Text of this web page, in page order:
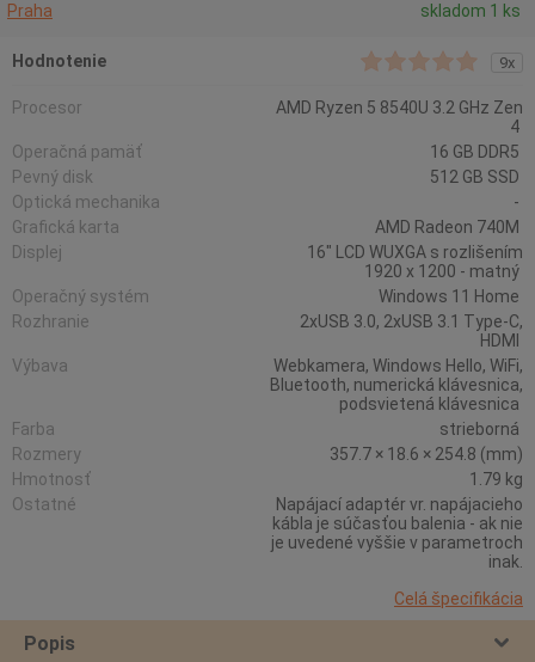
Praha
skladom 1 ks
Hodnotenie 9x
Procesor
AMD Ryzen 5 8540U 3.2 GHz Zen
4
Operačná pamäť
16 GB DDR5
Pevný disk
512 GB SSD
Optická mechanika
-
Grafická karta
AMD Radeon 740M
Displej
16" LCD WUXGA s rozlišením
1920 x 1200 - matný
Operačný systém
Windows 11 Home
Rozhranie
2xUSB 3.0, 2xUSB 3.1 Type-C,
HDMI
Výbava
Webkamera, Windows Hello, WiFi,
Bluetooth, numerická klávesnica,
podsvietená klávesnica
Farba
strieborná
Rozmery
357.7 × 18.6 × 254.8 (mm)
Hmotnosť
1.79 kg
Ostatné
Napájací adaptér vr. napájacieho
kábla je súčasťou balenia - ak nie
je uvedené vyššie v parametroch
inak.
Celá špecifikácia
Popis